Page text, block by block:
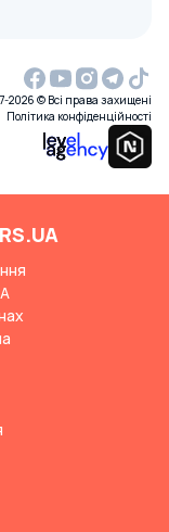
2026 © Всі права захищені
Політика конфіденційності